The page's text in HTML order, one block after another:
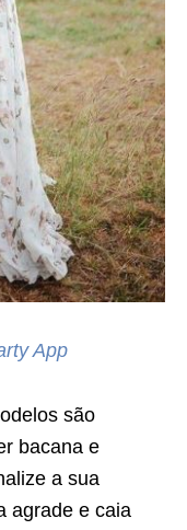
App
são
bacana e
a sua
agrade e caia